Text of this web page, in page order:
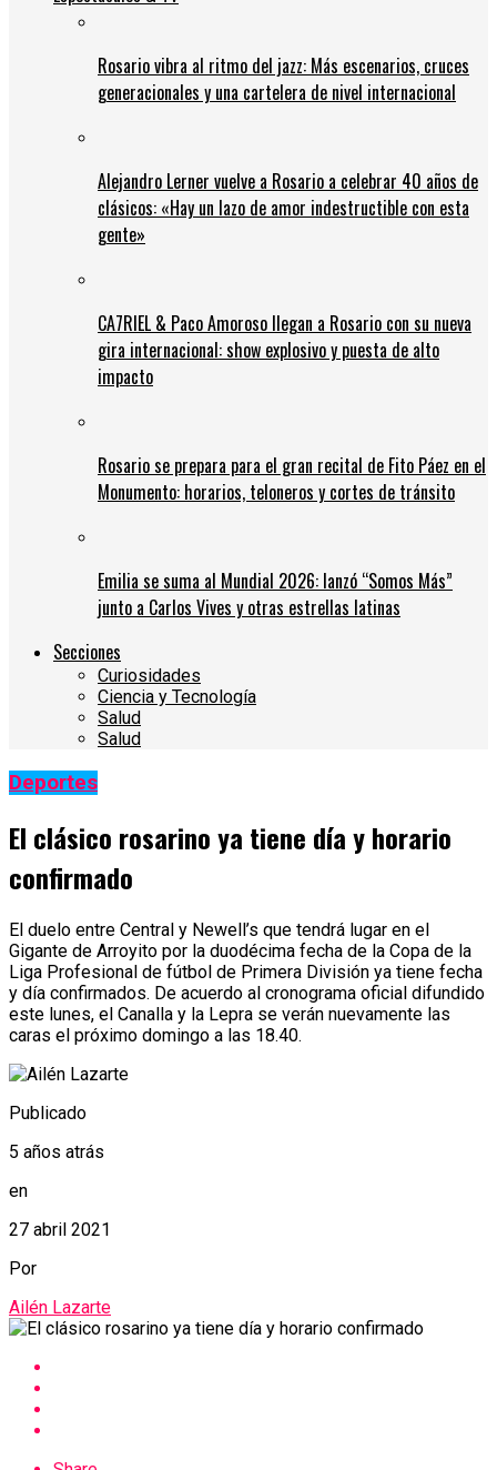
Rosario vibra al ritmo del jazz: Más escenarios, cruces
generacionales y una cartelera de nivel internacional
Alejandro Lerner vuelve a Rosario a celebrar 40 años de
clásicos: «Hay un lazo de amor indestructible con esta
gente»
CA7RIEL & Paco Amoroso llegan a Rosario con su nueva
gira internacional: show explosivo y puesta de alto
impacto
Rosario se prepara para el gran recital de Fito Páez en el
Monumento: horarios, teloneros y cortes de tránsito
Emilia se suma al Mundial 2026: lanzó “Somos Más”
junto a Carlos Vives y otras estrellas latinas
Secciones
Curiosidades
Ciencia y Tecnología
Salud
Salud
Deportes
El clásico rosarino ya tiene día y horario
confirmado
El duelo entre Central y Newell’s que tendrá lugar en el
Gigante de Arroyito por la duodécima fecha de la Copa de la
Liga Profesional de fútbol de Primera División ya tiene fecha
y día confirmados. De acuerdo al cronograma oficial difundido
este lunes, el Canalla y la Lepra se verán nuevamente las
caras el próximo domingo a las 18.40.
Publicado
5 años atrás
en
27 abril 2021
Por
Ailén Lazarte